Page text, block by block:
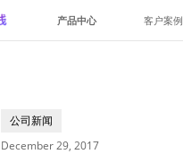
产品中心 客户案例
公司新闻
December 29, 2017